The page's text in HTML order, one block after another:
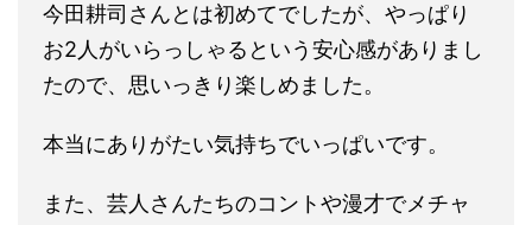
今田耕司さんとは初めてでしたが、やっぱり
お2人がいらっしゃるという安心感がありまし
たので、思いっきり楽しめました。
本当にありがたい気持ちでいっぱいです。
また、芸人さんたちのコントや漫才でメチャ